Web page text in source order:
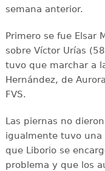
semana anterior.
Primero se fue Elsar
sobre Víctor Urías
tuvo que marchar a
Hernández, de
FVS.
Las piernas no
igualmente tuvo
que Liborio se
problema y que los